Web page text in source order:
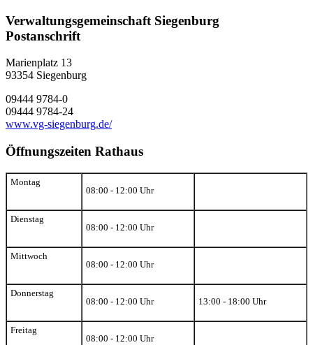
Verwaltungsgemeinschaft Siegenburg
Postanschrift
Marienplatz 13
93354 Siegenburg
09444 9784-0
09444 9784-24
www.vg-siegenburg.de/
Öffnungszeiten Rathaus
Montag
08:00 - 12:00 Uhr
Dienstag
08:00 - 12:00 Uhr
Mittwoch
08:00 - 12:00 Uhr
Donnerstag
08:00 - 12:00 Uhr
13:00 - 18:00 Uhr
Freitag
08:00 - 12:00 Uhr